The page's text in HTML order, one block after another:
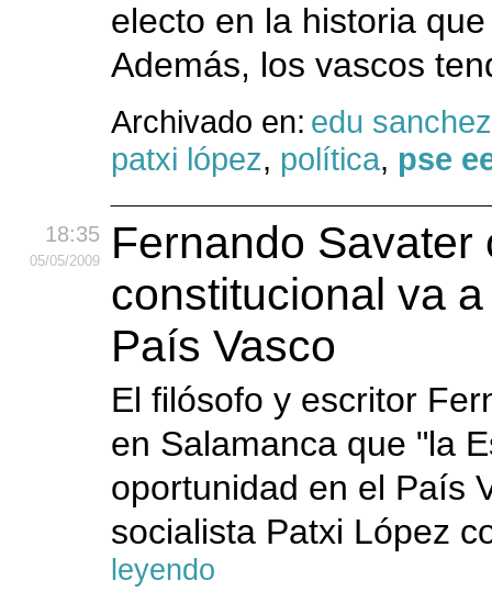
electo en la historia
Además, los vascos
Archivado en: edu sanchez
patxi lópez, política, pse
18:35
05/05/2009
Fernando
constitucional va
País Vasco
El filósofo y escritor
en Salamanca que "la
oportunidad en el País
socialista Patxi López
leyendo